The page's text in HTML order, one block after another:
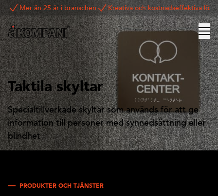
Mer än 25 år i branschen Kreativa och kostnadseffektiva
Taktila skyltar
Specialtillverkade skyltar som används för att ge
information till personer med synnedsättning eller
blindhet
PRODUKTER OCH TJÄNSTER